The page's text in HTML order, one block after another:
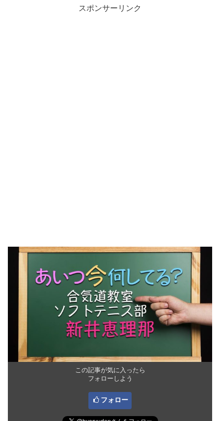
スポンサーリンク
この記事が気に入ったら
フォローしよう
フォロー